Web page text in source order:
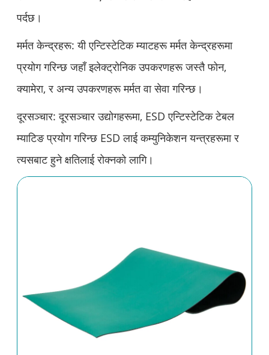
पर्दछ।
मर्मत केन्द्रहरू: यी एन्टिस्टेटिक म्याटहरू मर्मत केन्द्रहरूमा
प्रयोग गरिन्छ जहाँ इलेक्ट्रोनिक उपकरणहरू जस्तै फोन,
क्यामेरा, र अन्य उपकरणहरू मर्मत वा सेवा गरिन्छ।
दूरसञ्चार: दूरसञ्चार उद्योगहरूमा, ESD एन्टिस्टेटिक टेबल
म्याटिङ प्रयोग गरिन्छ ESD लाई कम्युनिकेशन यन्त्रहरूमा र
त्यसबाट हुने क्षतिलाई रोक्नको लागि।